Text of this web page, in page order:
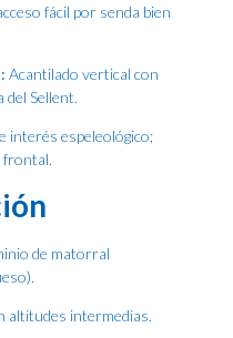
fácil por senda bien
Acantilado vertical con
del Sellent.
interés espeleológico;
frontal.
de matorral
altitudes intermedias.